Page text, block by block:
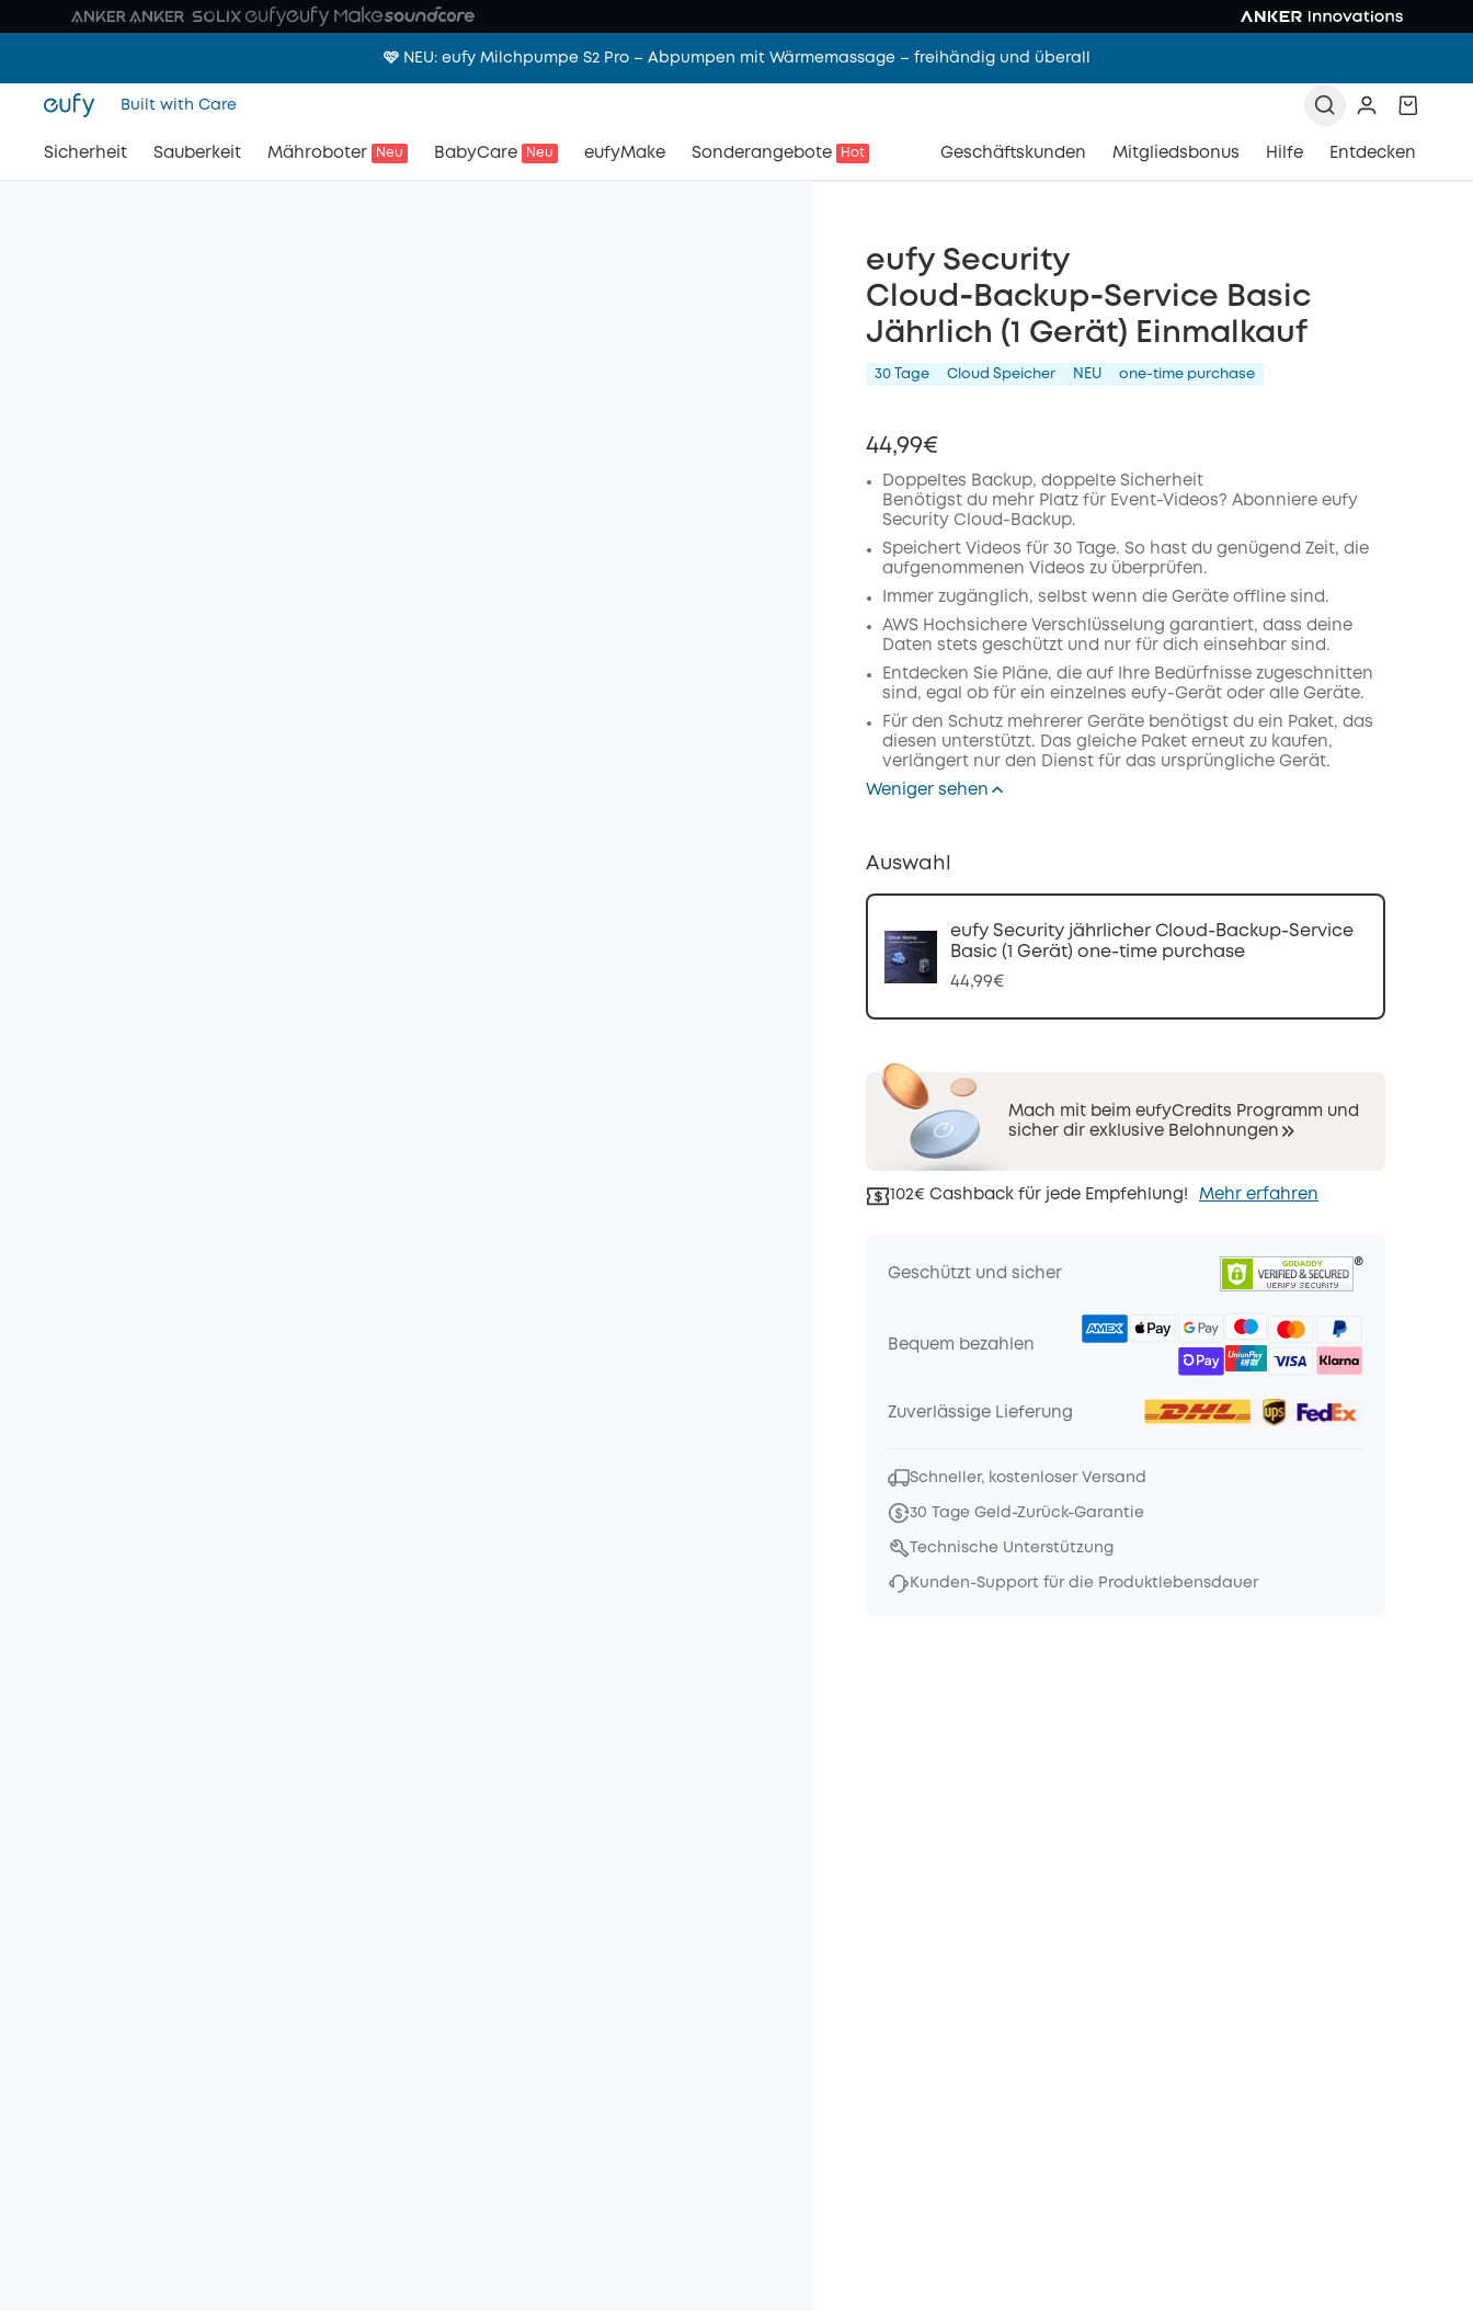
🩷 NEU: eufy Milchpumpe S2 Pro – Abpumpen mit Wärmemassage – freihändig und überall
Built with Care
Sicherheit Sauberkeit Mähroboter Neu BabyCare Neu eufyMake Sonderangebote Hot Geschäftskunden Mitgliedsbonus Hilfe Entdecken
eufy Security
Cloud‑Backup‑Service Basic
Jährlich (1 Gerät) Einmalkauf
30 Tage Cloud Speicher NEU one-time purchase
44,99€
Doppeltes Backup, doppelte Sicherheit
Benötigst du mehr Platz für Event-Videos? Abonniere eufy
Security Cloud-Backup.
Speichert Videos für 30 Tage. So hast du genügend Zeit, die
aufgenommenen Videos zu überprüfen.
Immer zugänglich, selbst wenn die Geräte offline sind.
AWS Hochsichere Verschlüsselung garantiert, dass deine
Daten stets geschützt und nur für dich einsehbar sind.
Entdecken Sie Pläne, die auf Ihre Bedürfnisse zugeschnitten
sind, egal ob für ein einzelnes eufy-Gerät oder alle Geräte.
Für den Schutz mehrerer Geräte benötigst du ein Paket, das
diesen unterstützt. Das gleiche Paket erneut zu kaufen,
verlängert nur den Dienst für das ursprüngliche Gerät.
Weniger sehen
Auswahl
eufy Security jährlicher Cloud-Backup-Service
Basic (1 Gerät) one-time purchase
44,99€
Mach mit beim eufyCredits Programm und
sicher dir exklusive Belohnungen
102€ Cashback für jede Empfehlung! Mehr erfahren
Geschützt und sicher
Bequem bezahlen
Zuverlässige Lieferung
Schneller, kostenloser Versand
30 Tage Geld-Zurück-Garantie
Technische Unterstützung
Kunden-Support für die Produktlebensdauer